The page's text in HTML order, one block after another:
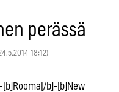
perässä
18:12)
[b]Rooma[/b]-[b]New